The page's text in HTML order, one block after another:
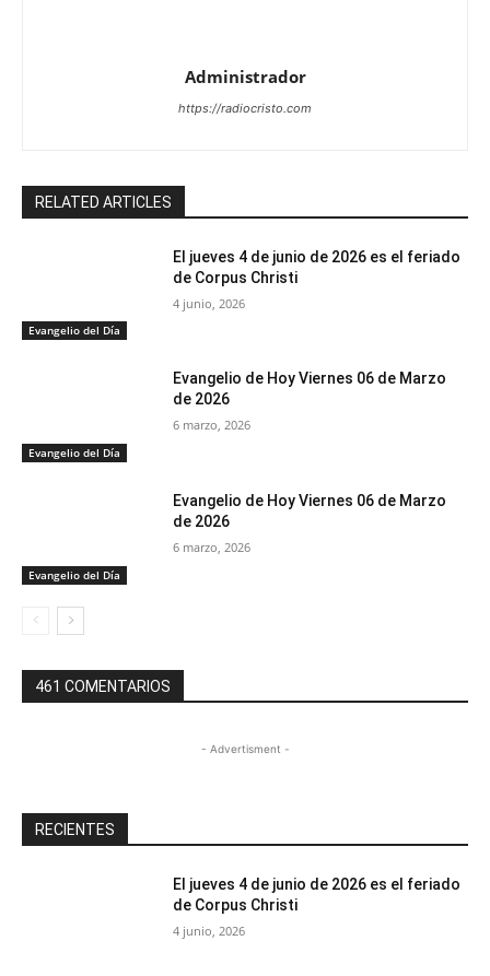
Administrador
https://radiocristo.com
RELATED ARTICLES
Evangelio del Día
El jueves 4 de junio de 2026 es el feriado
de Corpus Christi
4 junio, 2026
Evangelio del Día
Evangelio de Hoy Viernes 06 de Marzo
de 2026
6 marzo, 2026
Evangelio del Día
Evangelio de Hoy Viernes 06 de Marzo
de 2026
6 marzo, 2026
461 COMENTARIOS
- Advertisment -
RECIENTES
El jueves 4 de junio de 2026 es el feriado
de Corpus Christi
4 junio, 2026